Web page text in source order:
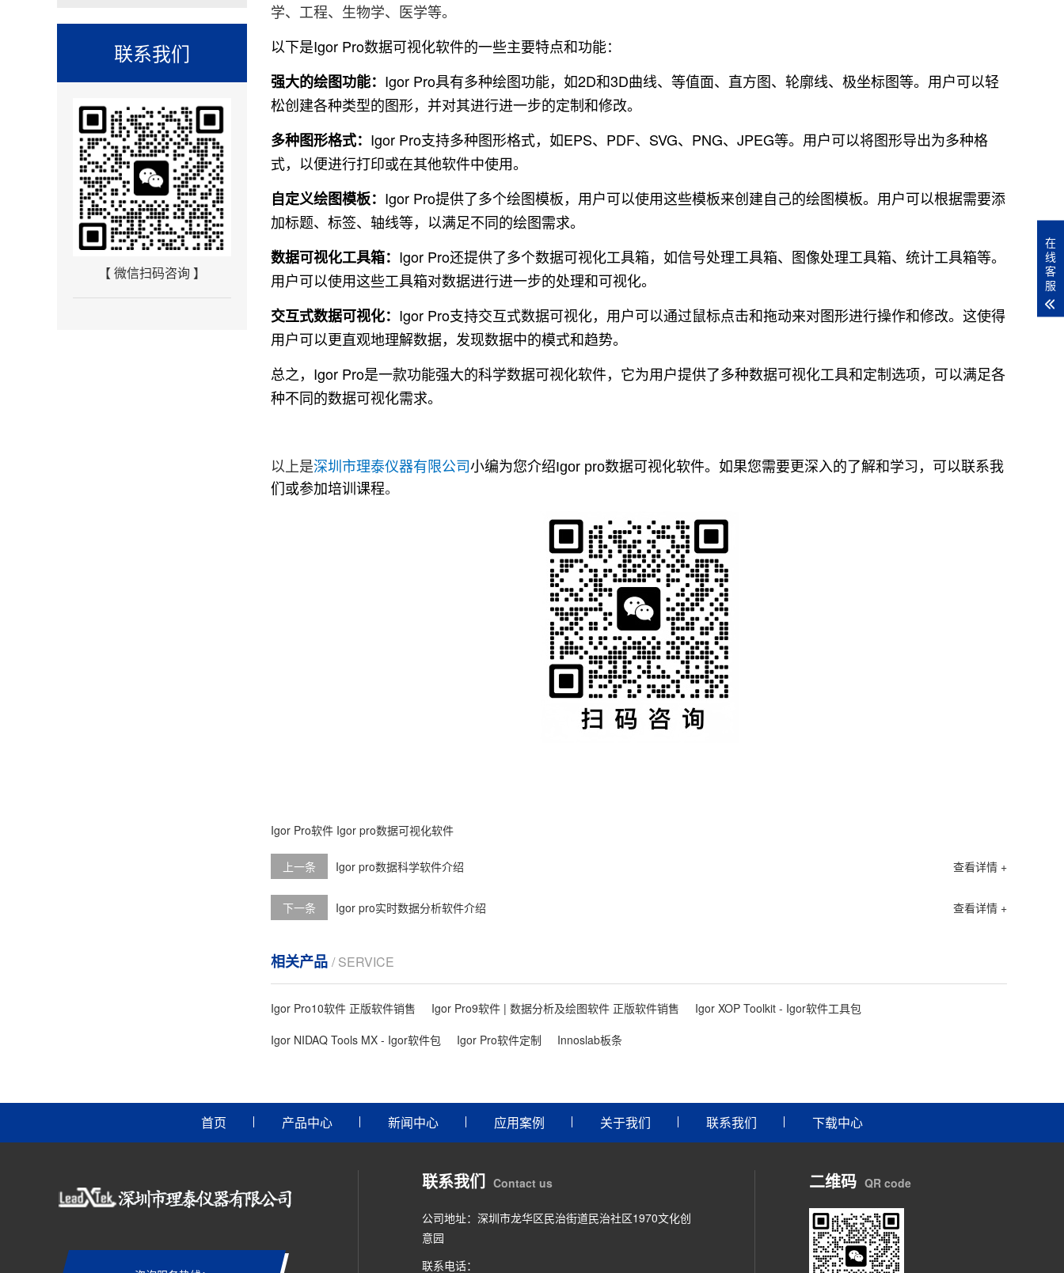
联系我们
【 微信扫码咨询 】
学、工程、生物学、医学等。
以下是Igor Pro数据可视化软件的一些主要特点和功能：
强大的绘图功能： Igor Pro具有多种绘图功能，如2D和3D曲线、等值面、直方图、轮廓线、极坐标图等。用户可以轻
松创建各种类型的图形，并对其进行进一步的定制和修改。
多种图形格式： Igor Pro支持多种图形格式，如EPS、PDF、SVG、PNG、JPEG等。用户可以将图形导出为多种格
式，以便进行打印或在其他软件中使用。
自定义绘图模板： Igor Pro提供了多个绘图模板，用户可以使用这些模板来创建自己的绘图模板。用户可以根据需要添
加标题、标签、轴线等，以满足不同的绘图需求。
数据可视化工具箱： Igor Pro还提供了多个数据可视化工具箱，如信号处理工具箱、图像处理工具箱、统计工具箱等。
用户可以使用这些工具箱对数据进行进一步的处理和可视化。
交互式数据可视化： Igor Pro支持交互式数据可视化，用户可以通过鼠标点击和拖动来对图形进行操作和修改。这使得
用户可以更直观地理解数据，发现数据中的模式和趋势。
总之，Igor Pro是一款功能强大的科学数据可视化软件，它为用户提供了多种数据可视化工具和定制选项，可以满足各
种不同的数据可视化需求。
以上是深圳市理泰仪器有限公司小编为您介绍Igor pro数据可视化软件。如果您需要更深入的了解和学习，可以联系我
们或参加培训课程。
Igor Pro软件 Igor pro数据可视化软件
上一条 查看详情 +
Igor pro数据科学软件介绍
下一条 查看详情 +
Igor pro实时数据分析软件介绍
相关产品 / SERVICE
Igor Pro10软件 正版软件销售 Igor Pro9软件 | 数据分析及绘图软件 正版软件销售
Igor XOP Toolkit - Igor软件工具包
Igor NIDAQ Tools MX - Igor软件包
Igor Pro软件定制 Innoslab板条
首页 产品中心 新闻中心 应用案例 关于我们 联系我们 下载中心
联系我们 Contact us
公司地址：深圳市龙华区民治街道民治社区1970文化创
意园
联系电话：
二维码 QR code
在
线
客
服